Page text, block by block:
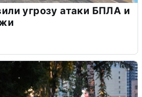
угрозу атаки БПЛА и